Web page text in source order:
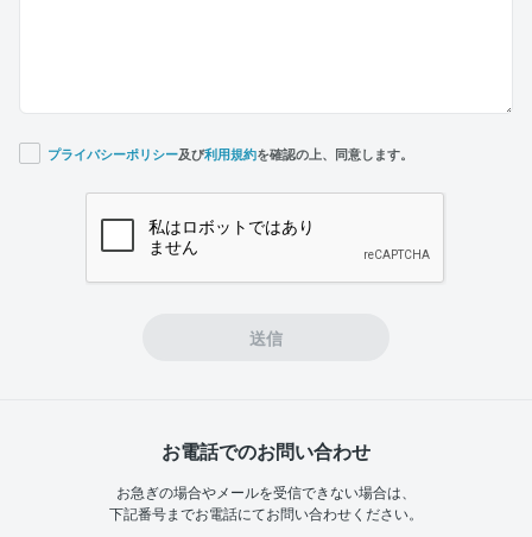
プライバシーポリシー及び利用規約を確認の上、同意します。
送信
お電話でのお問い合わせ
お急ぎの場合やメールを受信できない場合は、
下記番号までお電話にてお問い合わせください。